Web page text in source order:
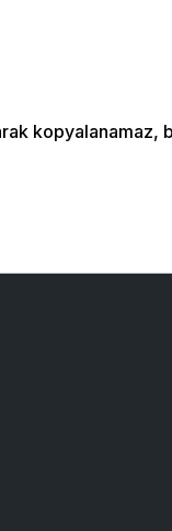
kopyalanamaz,